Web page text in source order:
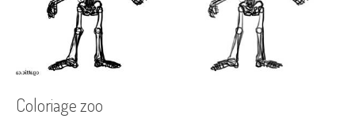
Coloriage zoo